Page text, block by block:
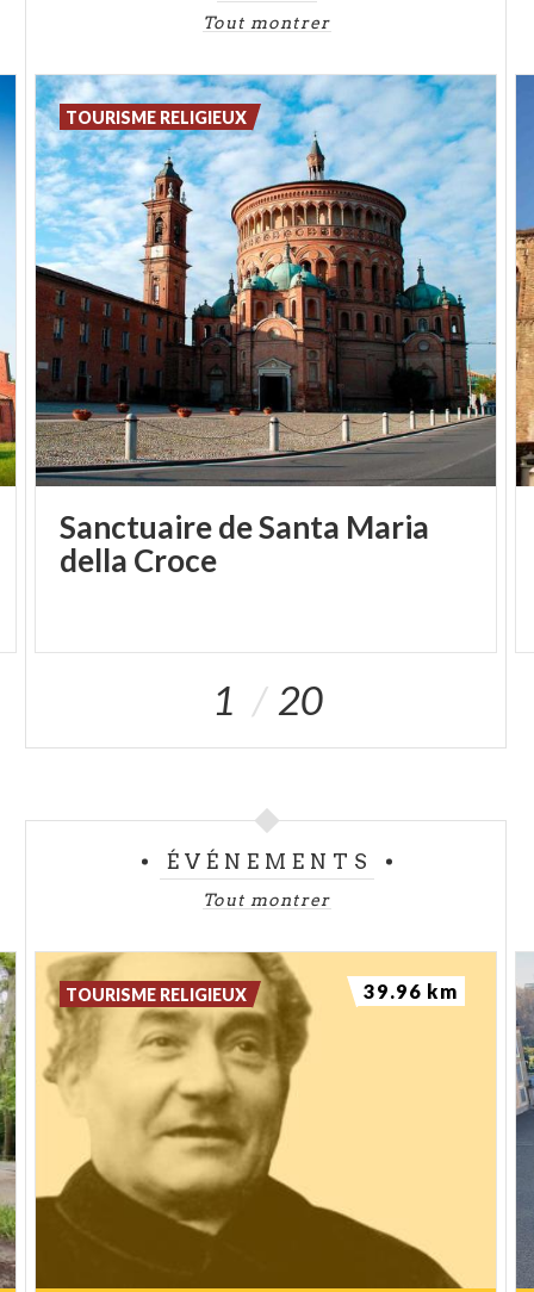
Tout montrer
Sanctuaire de Santa Maria
della Croce
TOURISME RELIGIEUX
1 20
ÉVÉNEMENTS
Tout montrer
TOURISME RELIGIEUX 39.96 km